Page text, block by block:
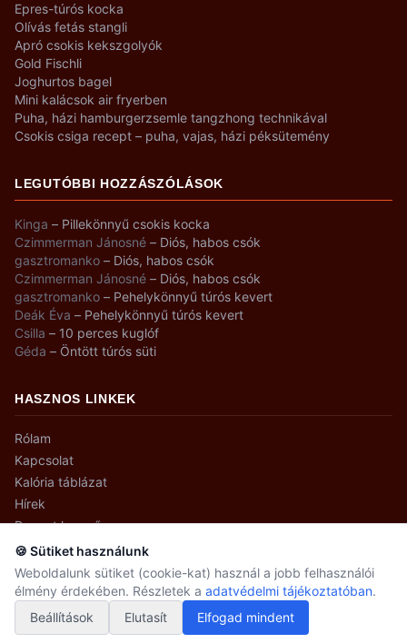
🍪 Sütiket használunk
Weboldalunk sütiket (cookie-kat) használ a jobb felhasználói
élmény érdekében. Részletek a adatvédelmi tájékoztatóban.
Beállítások
Elutasít Elfogad mindent
Epres-túrós kocka
Olívás fetás stangli
Apró csokis kekszgolyók
Gold Fischli
Joghurtos bagel
Mini kalácsok air fryerben
Puha, házi hamburgerzsemle tangzhong technikával
Csokis csiga recept – puha, vajas, házi péksütemény
LEGUTÓBBI HOZZÁSZÓLÁSOK
Kinga – Pillekönnyű csokis kocka
Czimmerman Jánosné – Diós, habos csók
gasztromanko – Diós, habos csók
Czimmerman Jánosné – Diós, habos csók
gasztromanko – Pehelykönnyű túrós kevert
Deák Éva – Pehelykönnyű túrós kevert
Csilla – 10 perces kuglóf
Géda – Öntött túrós süti
HASZNOS LINKEK
Rólam
Kapcsolat
Kalória táblázat
Hírek
Recept kereső
© 2008–2026 gasztromanko.hu · Minden jog fenntartva.
Adatvédelmi beállításokAdatvédelem
Készítette: